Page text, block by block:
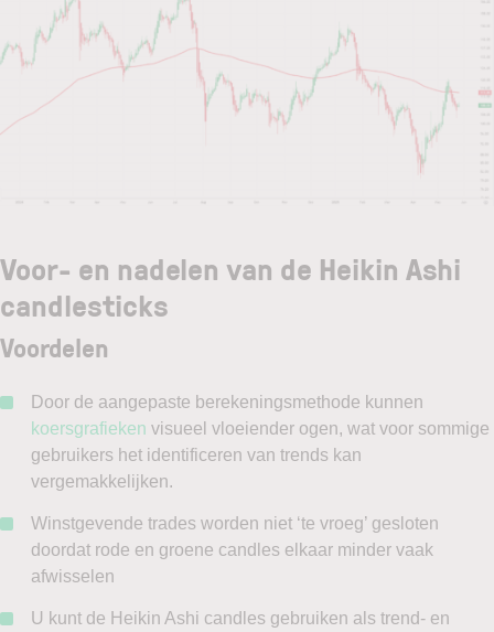
Voor- en nadelen van de Heikin Ashi
candlesticks
Voordelen
Door de aangepaste berekeningsmethode kunnen
koersgrafieken visueel vloeiender ogen, wat voor sommige
gebruikers het identificeren van trends kan
vergemakkelijken.
Winstgevende trades worden niet ‘te vroeg’ gesloten
doordat rode en groene candles elkaar minder vaak
afwisselen
U kunt de Heikin Ashi candles gebruiken als trend- en